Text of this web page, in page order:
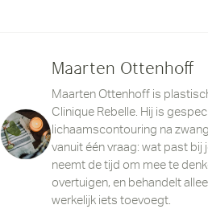
Maarten Ottenhoff
Maarten Ottenhoff is
Clinique Rebelle. Hij is
lichaamscontouring na
vanuit één vraag: wat past
neemt de tijd om mee te
overtuigen, en behandelt
werkelijk iets toevoegt.